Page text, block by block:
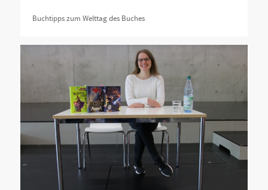
Buchtipps zum Welttag des Buches